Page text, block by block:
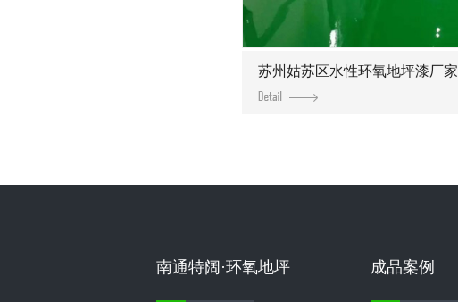
苏州姑苏区水性环氧地坪漆厂家
南通特阔·环氧地坪 成品案例